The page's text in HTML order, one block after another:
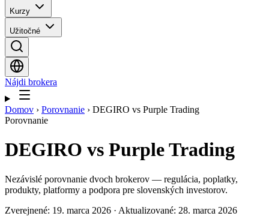
Kurzy
Užitočné
Nájdi brokera
Domov › Porovnanie › DEGIRO vs Purple Trading
Porovnanie
DEGIRO vs Purple Trading
Nezávislé porovnanie dvoch brokerov — regulácia, poplatky,
produkty, platformy a podpora pre slovenských investorov.
Zverejnené: 19. marca 2026 · Aktualizované: 28. marca 2026